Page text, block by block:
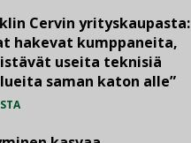
Cervin yrityskaupasta:
hakevat kumppaneita,
useita teknisiä
saman katon alle”